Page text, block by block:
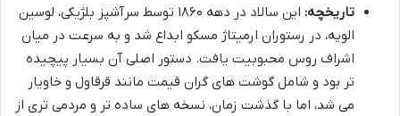
تاریخچه:
این سالاد در دهه ۱۸۶۰ توسط سرآشپز بلژیکی، لوسین
الویه، در رستوران ارمیتاژ مسکو ابداع شد و به سرعت در میان
اشراف روس محبوبیت یافت. دستور اصلی آن بسیار پیچیده
تر بود و شامل گوشت های گران قیمت مانند قرقاول و خاویار
می شد، اما با گذشت زمان، نسخه های ساده تر و مردمی تری از